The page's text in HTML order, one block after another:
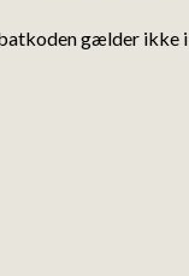
gælder ikke i